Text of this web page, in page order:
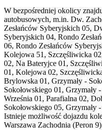
W bezpośredniej okolicy
autobusowych, m.in. Dw.
Zesłańców Syberyjskich 05,
Syberyjskich 04, Rondo
06, Rondo Zesłańców
Kolejowa 51, Szczęśliwicka
02, Na Bateryjce 01,
01, Kolejowa 02,
Brylowska 01, Grzymały -
Sokołowskiego 01,
Września 01, Parafialna 02,
Sokołowskiego 05, Grzymały
Istnieje możliwość dojazdu
Warszawa Zachodnia (Peron